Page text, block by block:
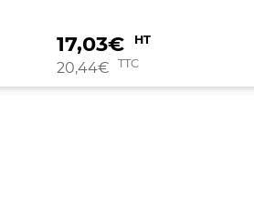
17,03€ HT
20,44€ TTC